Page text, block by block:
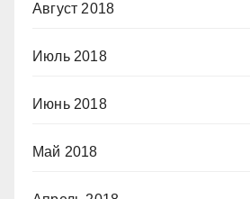
Август 2018
Июль 2018
Июнь 2018
Май 2018